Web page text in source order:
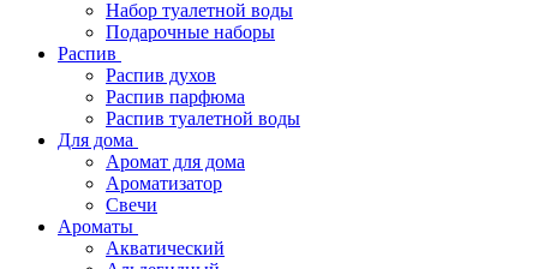
Набор туалетной воды
Подарочные наборы
Распив
Распив духов
Распив парфюма
Распив туалетной воды
Для дома
Аромат для дома
Ароматизатор
Свечи
Ароматы
Акватический